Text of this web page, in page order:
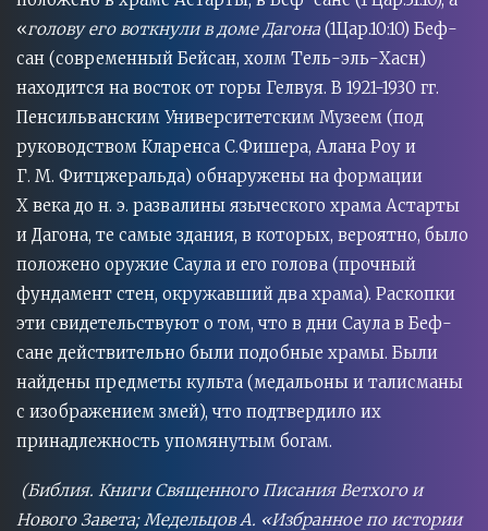
«голову его воткнули в доме Дагона (1Цар.10:10) Беф-
сан (современный Бейсан, холм Тель-эль-Хасн)
находится на восток от горы Гелвуя. В 1921-1930 гг.
Пенсильванским Университетским Музеем (под
руководством Кларенса С.Фишера, Алана Роу и
Г. М. Фитцжеральда) обнаружены на формации
X века до н. э. развалины языческого храма Астарты
и Дагона, те самые здания, в которых, вероятно, было
положено оружие Саула и его голова (прочный
фундамент стен, окружавший два храма). Раскопки
эти свидетельствуют о том, что в дни Саула в Беф-
сане действительно были подобные храмы. Были
найдены предметы культа (медальоны и талисманы
с изображением змей), что подтвердило их
принадлежность упомянутым богам.
(Библия. Книги Священного Писания Ветхого и
Нового Завета; Медельцов А. «Избранное по истории